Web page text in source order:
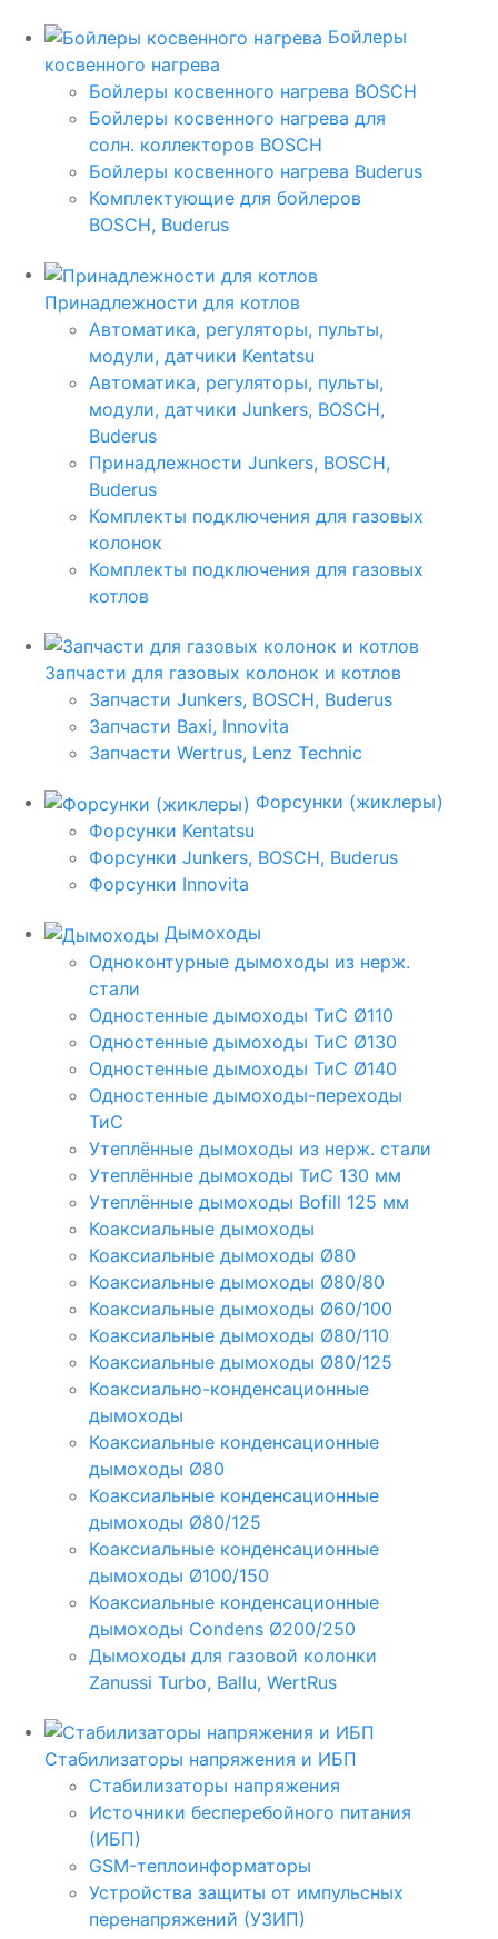
Бойлеры
косвенного нагрева
Бойлеры косвенного нагрева BOSCH
Бойлеры косвенного нагрева для
солн. коллекторов BOSCH
Бойлеры косвенного нагрева Buderus
Комплектующие для бойлеров
BOSCH, Buderus
Принадлежности для котлов
Автоматика, регуляторы, пульты,
модули, датчики Kentatsu
Автоматика, регуляторы, пульты,
модули, датчики Junkers, BOSCH,
Buderus
Принадлежности Junkers, BOSCH,
Buderus
Комплекты подключения для газовых
колонок
Комплекты подключения для газовых
котлов
Запчасти для газовых колонок и котлов
Запчасти Junkers, BOSCH, Buderus
Запчасти Baxi, Innovita
Запчасти Wertrus, Lenz Technic
Форсунки (жиклеры)
Форсунки Kentatsu
Форсунки Junkers, BOSCH, Buderus
Форсунки Innovita
Дымоходы
Одноконтурные дымоходы из нерж.
стали
Одностенные дымоходы ТиС Ø110
Одностенные дымоходы ТиС Ø130
Одностенные дымоходы ТиС Ø140
Одностенные дымоходы-переходы
ТиС
Утеплённые дымоходы из нерж. стали
Утеплённые дымоходы ТиС 130 мм
Утеплённые дымоходы Bofill 125 мм
Коаксиальные дымоходы
Коаксиальные дымоходы Ø80
Коаксиальные дымоходы Ø80/80
Коаксиальные дымоходы Ø60/100
Коаксиальные дымоходы Ø80/110
Коаксиальные дымоходы Ø80/125
Коаксиально-конденсационные
дымоходы
Коаксиальные конденсационные
дымоходы Ø80
Коаксиальные конденсационные
дымоходы Ø80/125
Коаксиальные конденсационные
дымоходы Ø100/150
Коаксиальные конденсационные
дымоходы Condens Ø200/250
Дымоходы для газовой колонки
Zanussi Turbo, Ballu, WertRus
Стабилизаторы напряжения и ИБП
Стабилизаторы напряжения
Источники бесперебойного питания
(ИБП)
GSM-теплоинформаторы
Устройства защиты от импульсных
перенапряжений (УЗИП)